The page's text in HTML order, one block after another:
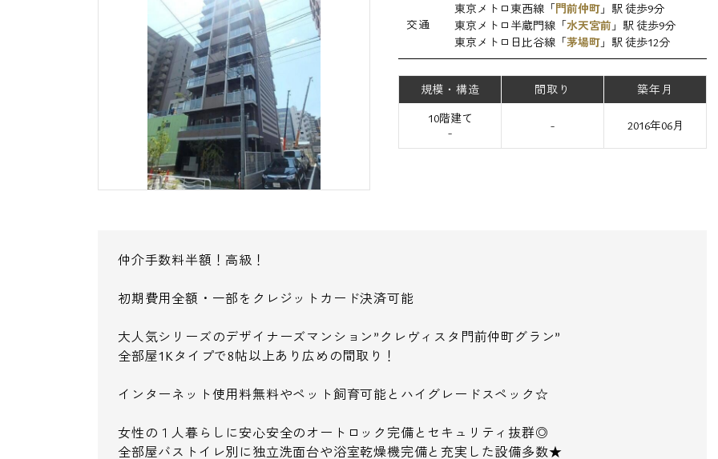
交通
東京メトロ東西線「門前仲町 」駅 徒歩9分
東京メトロ半蔵門線「水天宮前 」駅 徒歩9分
東京メトロ日比谷線「茅場町 」駅 徒歩12分
規模・構造 間取り
築年月
10階建て
-
- 2016年06月
仲介手数料半額！高級！
初期費用全額・一部をクレジットカード決済可能
大人気シリーズのデザイナーズマンション”クレヴィスタ門前仲町グラン”
全部屋1Kタイプで8帖以上あり広めの間取り！
インターネット使用料無料やペット飼育可能とハイグレードスペック☆
女性の１人暮らしに安心安全のオートロック完備とセキュリティ抜群◎
全部屋バストイレ別に独立洗面台や浴室乾燥機完備と充実した設備多数★